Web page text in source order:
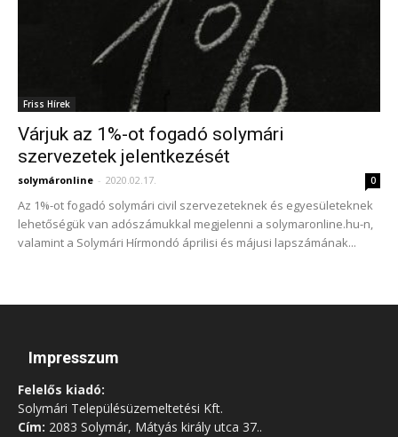
Friss Hírek
Várjuk az 1%-ot fogadó solymári
szervezetek jelentkezését
solymáronline - 2020.02.17. 0
Az 1%-ot fogadó solymári civil szervezeteknek és egyesületeknek
lehetőségük van adószámukkal megjelenni a solymaronline.hu-n,
valamint a Solymári Hírmondó áprilisi és májusi lapszámának...
Impresszum
Felelős kiadó:
Solymári Településüzemeltetési Kft.
Cím: 2083 Solymár, Mátyás király utca 37..